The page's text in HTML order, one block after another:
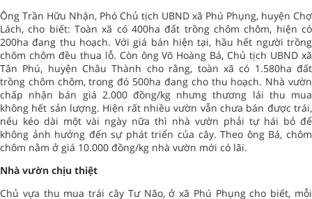
Ông Trần Hữu Nhặn, Phó Chủ tịch UBND xã Phú Phụng, huyện Chợ
Lách, cho biết: Toàn xã có 400ha đất trồng chôm chôm, hiện có
200ha đang thu hoạch. Với giá bán hiện tại, hầu hết người trồng
chôm chôm đều thua lỗ. Còn ông Võ Hoàng Bá, Chủ tịch UBND xã
Tân Phú, huyện Châu Thành cho rằng, toàn xã có 1.580ha đất
trồng chôm chôm, trong đó 500ha đang cho thu hoạch. Nhà vườn
chấp nhận bán giá 2.000 đồng/kg nhưng thương lái thu mua
không hết sản lượng. Hiện rất nhiều vườn vẫn chưa bán được trái,
nếu kéo dài một vài ngày nữa thì nhà vườn phải tự hái bỏ để
không ảnh hưởng đến sự phát triển của cây. Theo ông Bá, chôm
chôm nằm ở giá 10.000 đồng/kg nhà vườn mới có lãi.
Nhà vườn chịu thiệt
Chủ vựa thu mua trái cây Tư Não, ở xã Phú Phụng cho biết, mỗi